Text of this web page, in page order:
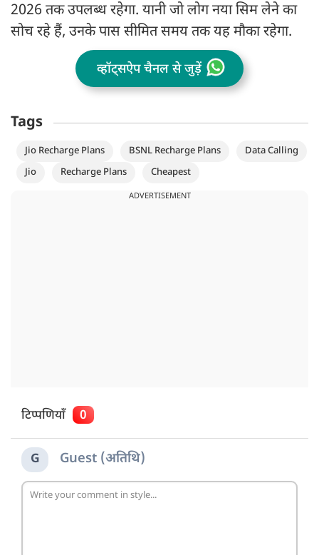
2026 तक उपलब्ध रहेगा. यानी जो लोग नया सिम लेने का
सोच रहे हैं, उनके पास सीमित समय तक यह मौका रहेगा.
व्हॉट्सऐप चैनल से जुड़ें
Tags
Jio Recharge Plans BSNL Recharge Plans
Data Calling
Jio
Recharge Plans Cheapest
ADVERTISEMENT
टिप्पणियाँ 0
G Guest (अतिथि)